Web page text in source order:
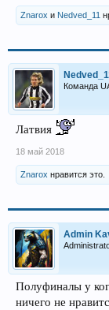
Znarox и Nedved_11
Команда
Латвия
18 май 2018
Znarox нравится это.
Admin
Полуфиналы у
ничего не